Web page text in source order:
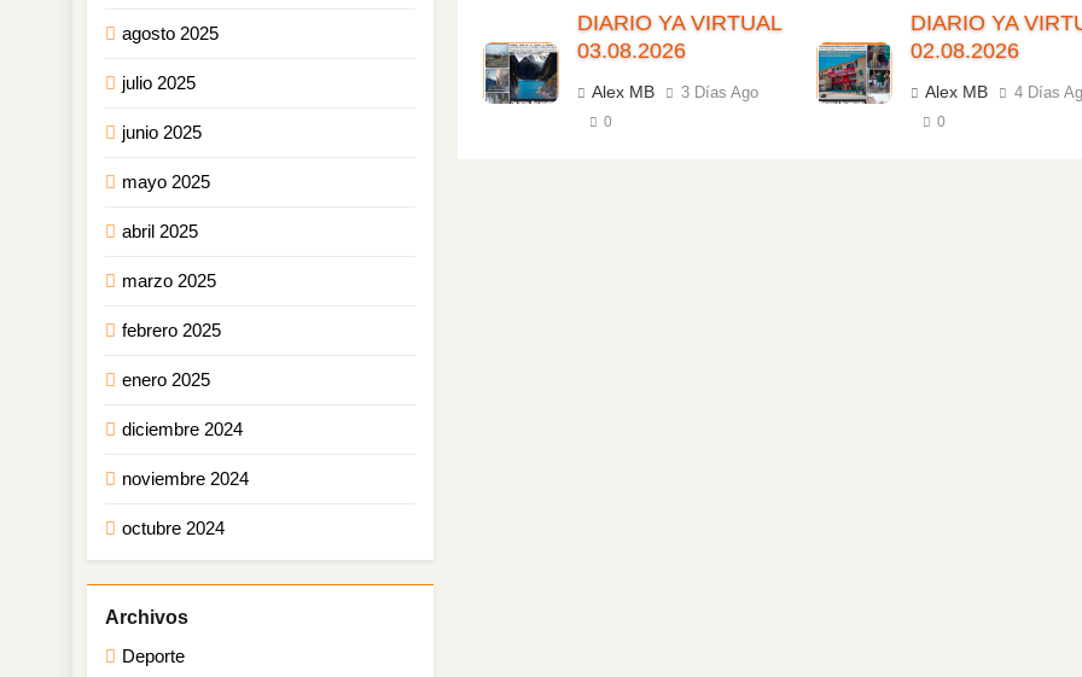
agosto 2025
julio 2025
junio 2025
mayo 2025
abril 2025
marzo 2025
febrero 2025
enero 2025
diciembre 2024
noviembre 2024
octubre 2024
Deporte
DIARIO YA VIRTUAL
03.08.2026
Alex MB 3 Días Ago
0
DIARIO YA
02.08.2026
Alex MB 4 Días
0